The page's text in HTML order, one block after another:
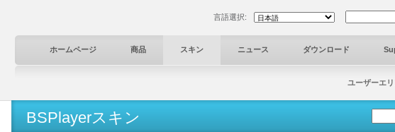
言語選択:
ホームページ 商品 スキン ニュース ダウンロード
ユーザーエ
BSPlayerスキン